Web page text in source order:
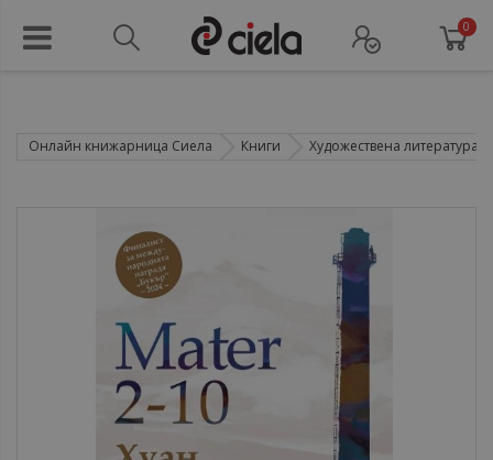
0
Онлайн книжарница Сиела Книги Художествена литература